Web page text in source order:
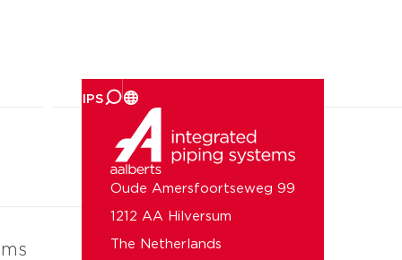
Oude Amersfoortseweg 99
1212 AA Hilversum
The Netherlands